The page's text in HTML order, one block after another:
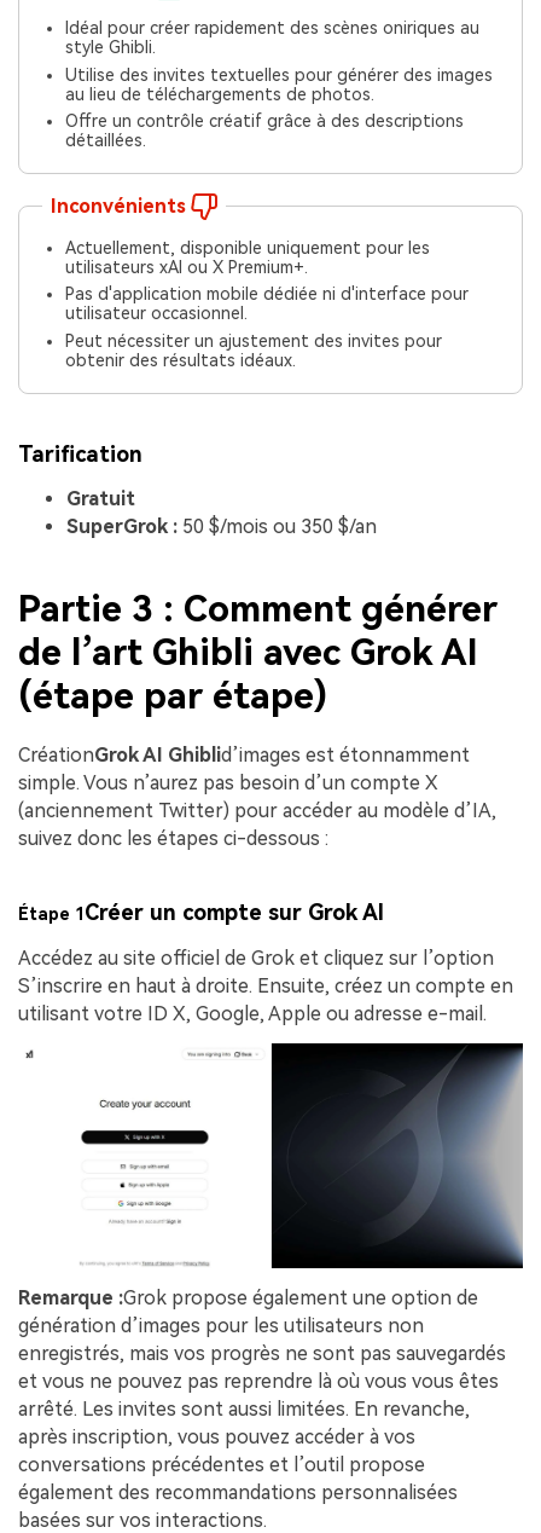
Idéal pour créer rapidement des scènes oniriques au
style Ghibli.
Utilise des invites textuelles pour générer des images
au lieu de téléchargements de photos.
Offre un contrôle créatif grâce à des descriptions
détaillées.
Inconvénients
Actuellement, disponible uniquement pour les
utilisateurs xAI ou X Premium+.
Pas d'application mobile dédiée ni d'interface pour
utilisateur occasionnel.
Peut nécessiter un ajustement des invites pour
obtenir des résultats idéaux.
Tarification
Gratuit
SuperGrok : 50 $/mois ou 350 $/an
Partie 3 : Comment générer
de l’art Ghibli avec Grok AI
(étape par étape)
CréationGrok AI Ghiblid’images est étonnamment
simple. Vous n’aurez pas besoin d’un compte X
(anciennement Twitter) pour accéder au modèle d’IA,
suivez donc les étapes ci-dessous :
Étape 1 Créer un compte sur Grok AI
Accédez au site officiel de Grok et cliquez sur l’option
S’inscrire en haut à droite. Ensuite, créez un compte en
utilisant votre ID X, Google, Apple ou adresse e-mail.
Remarque :Grok propose également une option de
génération d’images pour les utilisateurs non
enregistrés, mais vos progrès ne sont pas sauvegardés
et vous ne pouvez pas reprendre là où vous vous êtes
arrêté. Les invites sont aussi limitées. En revanche,
après inscription, vous pouvez accéder à vos
conversations précédentes et l’outil propose
également des recommandations personnalisées
basées sur vos interactions.